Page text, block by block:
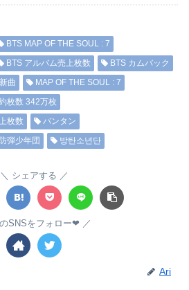
BTS MAP OF THE SOUL : 7
BTS アルバム売上枚数
BTS カムバック
曲
MAP OF THE SOUL : 7
枚数 342万枚
枚数
バンタン
防弾少年団 방탄소년단
シェアする
SNSをフォロー❤︎
Ari